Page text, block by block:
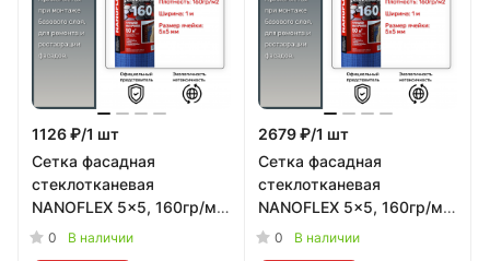
1126 ₽/1 шт
Сетка фасадная
стеклотканевая
NANOFLEX 5x5, 160гр/м2,
20м2/рулон NANOFLEX
0 В наличии
2679 ₽/1 шт
Сетка фасадная
стеклотканевая
NANOFLEX 5x5, 160гр/м2,
50м2/рулон NANOFLEX
0 В наличии